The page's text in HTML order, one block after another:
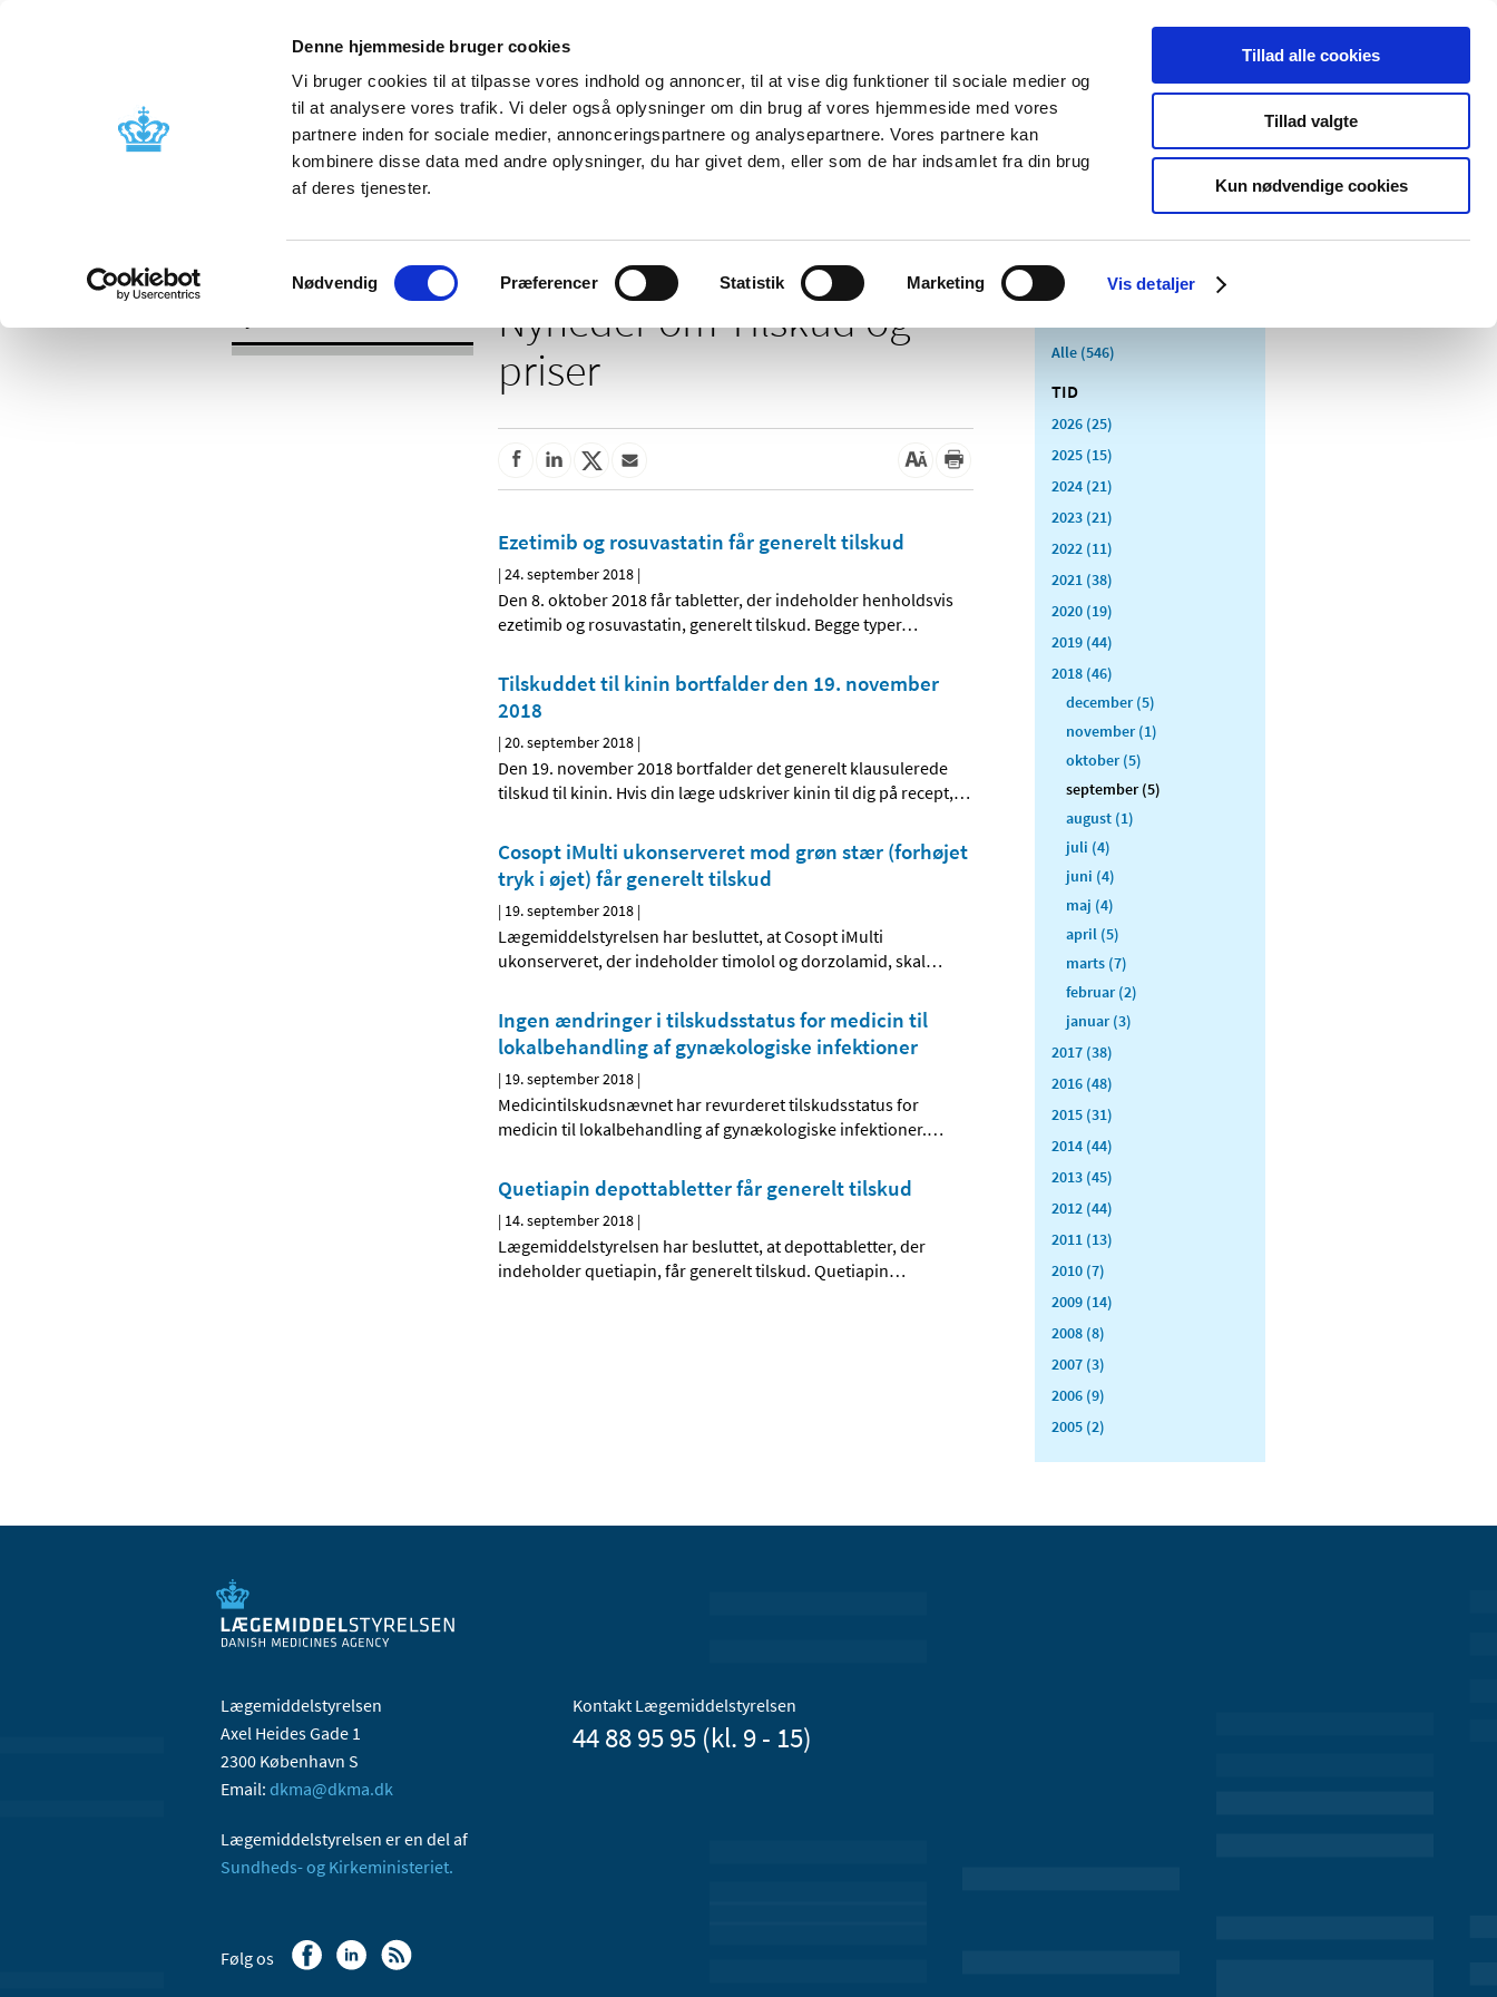
Denne hjemmeside bruger cookies
Vi bruger cookies til at tilpasse vores indhold og annoncer, til at vise dig funktioner til sociale medier og
til at analysere vores trafik. Vi deler også oplysninger om din brug af vores hjemmeside med vores
partnere inden for sociale medier, annonceringspartnere og analysepartnere. Vores partnere kan
kombinere disse data med andre oplysninger, du har givet dem, eller som de har indsamlet fra din brug
af deres tjenester.
Samtykkevalg
Nødvendig Præferencer Statistik Marketing Vis detaljer
Tillad alle cookies
Tillad valgte
Kun nødvendige cookies
Nyheder Om os Kontakt Udgivelser
Godkendelse og
Bivirkninger og
produktinformation
Tilskud og
Apoteker og salg af
Medicinsk
Særlige
produktområder
Nyheder om Tilskud og
priser
Ezetimib og rosuvastatin får generelt tilskud
|24. september 2018 |
Den 8. oktober 2018 får tabletter, der indeholder henholdsvis
ezetimib og rosuvastatin, generelt tilskud. Begge typer…
Tilskuddet til kinin bortfalder den 19. november
2018
|20. september 2018 |
Den 19. november 2018 bortfalder det generelt klausulerede
tilskud til kinin. Hvis din læge udskriver kinin til dig på recept,…
Cosopt iMulti ukonserveret mod grøn stær (forhøjet
tryk i øjet) får generelt tilskud
| 19. september 2018 |
Lægemiddelstyrelsen har besluttet, at Cosopt iMulti
ukonserveret, der indeholder timolol og dorzolamid, skal…
Ingen ændringer i tilskudsstatus for medicin til
lokalbehandling af gynækologiske infektioner
| 19. september 2018 |
Medicintilskudsnævnet har revurderet tilskudsstatus for
medicin til lokalbehandling af gynækologiske infektioner.…
Quetiapin depottabletter får generelt tilskud
| 14. september 2018 |
Lægemiddelstyrelsen har besluttet, at depottabletter, der
indeholder quetiapin, får generelt tilskud. Quetiapin…
Alle (546)
TID
2026 (25)
2025 (15)
2024 (21)
2023 (21)
2022 (11)
2021 (38)
2020 (19)
2019 (44)
2018 (46)
december (5)
november (1)
oktober (5)
september (5)
august (1)
juli (4)
juni (4)
maj (4)
april (5)
marts (7)
februar (2)
januar (3)
2017 (38)
2016 (48)
2015 (31)
2014 (44)
2013 (45)
2012 (44)
2011 (13)
2010 (7)
2009 (14)
2008 (8)
2007 (3)
2006 (9)
2005 (2)
Lægemiddelstyrelsen
Axel Heides Gade 1
2300 København S
Email: dkma@dkma.dk
Lægemiddelstyrelsen er en del af
Sundheds- og Kirkeministeriet.
Kontakt Lægemiddelstyrelsen
44 88 95 95 (kl. 9 - 15)
Følg os